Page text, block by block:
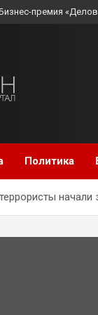
премия
Политика